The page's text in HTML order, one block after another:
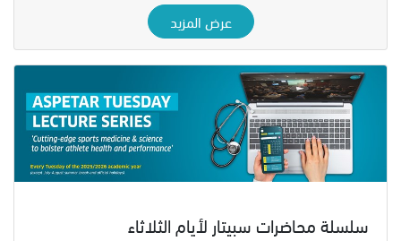
عرض المزيد
سلسلة محاضرات سبيتار لأيام الثلاثاء